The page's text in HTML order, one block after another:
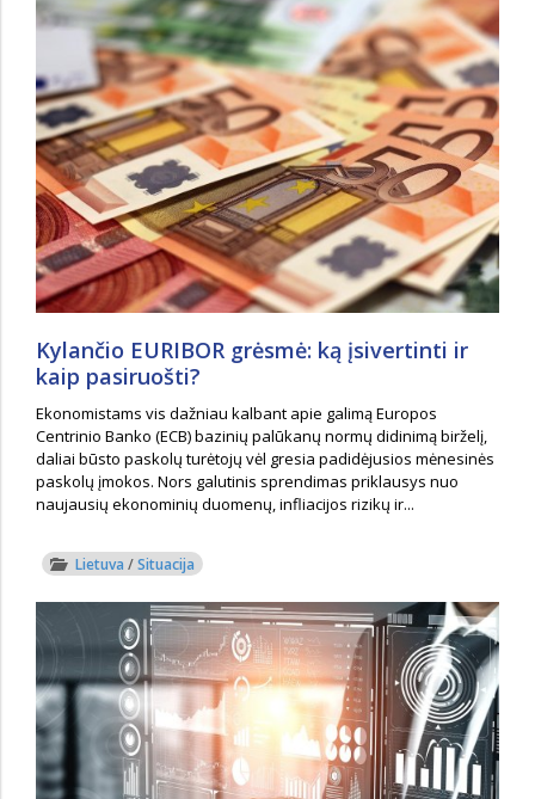
Kylančio EURIBOR grėsmė: ką įsivertinti ir
kaip pasiruošti?
Ekonomistams vis dažniau kalbant apie galimą Europos
Centrinio Banko (ECB) bazinių palūkanų normų didinimą birželį,
daliai būsto paskolų turėtojų vėl gresia padidėjusios mėnesinės
paskolų įmokos. Nors galutinis sprendimas priklausys nuo
naujausių ekonominių duomenų, infliacijos rizikų ir...
Lietuva /Situacija